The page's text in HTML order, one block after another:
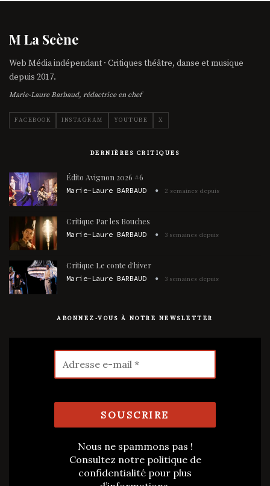
M La Scène
Web Média indépendant · Critiques théâtre, danse et musique
depuis 2017.
Marie-Laure Barbaud, rédactrice en chef
FACEBOOK INSTAGRAM YOUTUBE X
DERNIÈRES CRITIQUES
Édito Avignon 2026 #6
Marie-Laure BARBAUD 2 semaines depuis
Critique Par les Bouches
Marie-Laure BARBAUD 3 semaines depuis
Critique Le conte d'hiver
Marie-Laure BARBAUD 3 semaines depuis
ABONNEZ-VOUS À NOTRE NEWSLETTER
Nous ne spammons pas !
Consultez notre politique de
confidentialité pour plus